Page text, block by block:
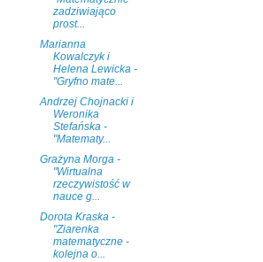
zadziwiająco
prost...
Marianna
Kowalczyk i
Helena Lewicka -
"Gryfno mate...
Andrzej Chojnacki i
Weronika
Stefańska -
"Matematy...
Grażyna Morga -
"Wirtualna
rzeczywistość w
nauce g...
Dorota Kraska -
"Ziarenka
matematyczne -
kolejna o...